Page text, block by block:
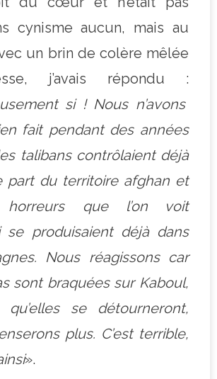
cynisme aucun, mais au
un brin de colère mêlée
j’avais répondu :
si ! Nous n’avons
fait pendant des années
talibans contrôlaient déjà
part du territoire afghan et
que l’on voit
se produisaient déjà dans
Nous réagissons car
sont braquées sur Kaboul,
se détourneront,
plus. C’est terrible,
».